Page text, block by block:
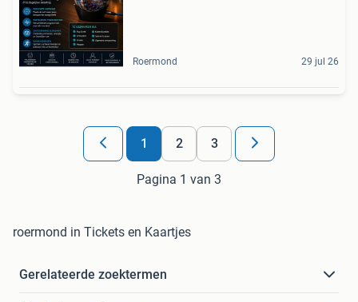
Roermond 29 jul 26
1 2 3
Pagina 1 van 3
roermond in Tickets en Kaartjes
Gerelateerde zoektermen